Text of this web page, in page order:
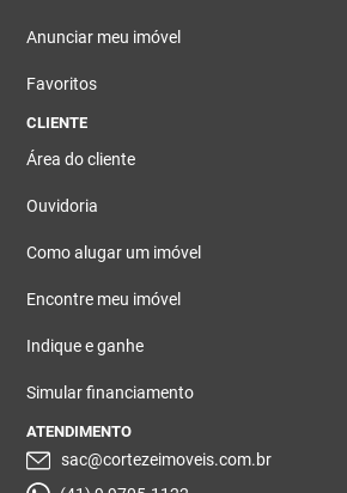
Anunciar meu imóvel
Favoritos
CLIENTE
Área do cliente
Ouvidoria
Como alugar um imóvel
Encontre meu imóvel
Indique e ganhe
Simular financiamento
ATENDIMENTO
sac@cortezeimoveis.com.br